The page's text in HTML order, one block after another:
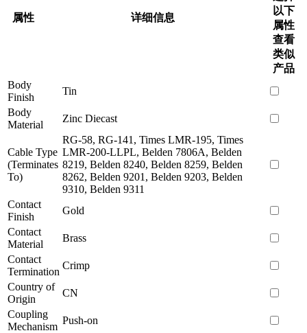
属性 详细信息
以下
属性
查看
类似
产品
Body
Finish
Tin
Body
Material
Zinc Diecast
Cable Type
(Terminates
To)
RG-58, RG-141, Times LMR-195, Times
LMR-200-LLPL, Belden 7806A, Belden
8219, Belden 8240, Belden 8259, Belden
8262, Belden 9201, Belden 9203, Belden
9310, Belden 9311
Contact
Finish
Gold
Contact
Material
Brass
Contact
Termination
Crimp
Country of
Origin
CN
Coupling
Mechanism
Push-on